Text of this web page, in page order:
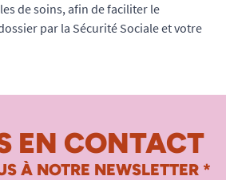
de soins, afin de faciliter le
par la Sécurité Sociale et votre
EN CONTACT
À NOTRE NEWSLETTER *